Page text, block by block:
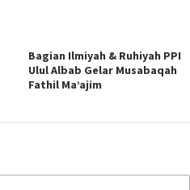
Bagian Ilmiyah & Ruhiyah PPI
Ulul Albab Gelar Musabaqah
Fathil Ma’ajim